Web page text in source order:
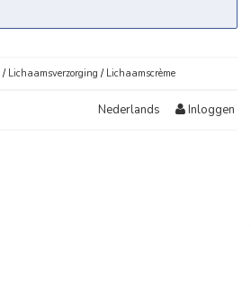
/ Lichaamsverzorging / Lichaamscrème
Nederlands Inloggen